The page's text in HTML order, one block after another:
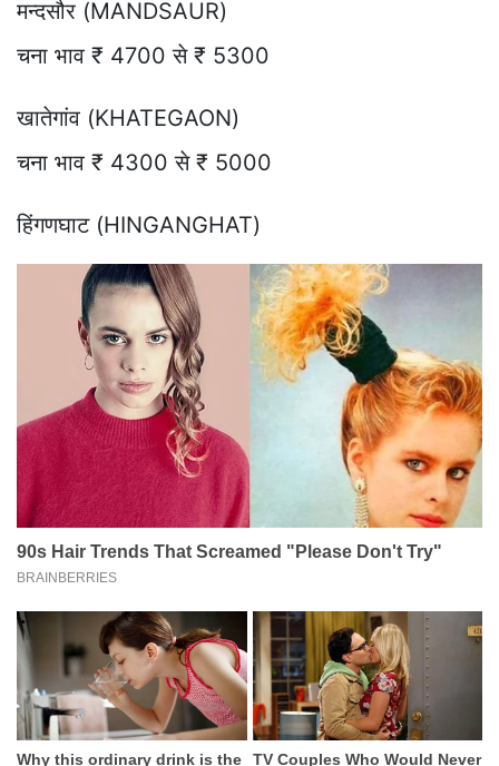
मन्दसौर (MANDSAUR)
चना भाव ₹ 4700 से ₹ 5300
खातेगांव (KHATEGAON)
चना भाव ₹ 4300 से ₹ 5000
हिंगणघाट (HINGANGHAT)